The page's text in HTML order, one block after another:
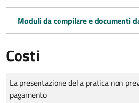
Moduli da compilare e documenti
Costi
Tipo di pagamento
Importo
La presentazione della pratica non
pagamento